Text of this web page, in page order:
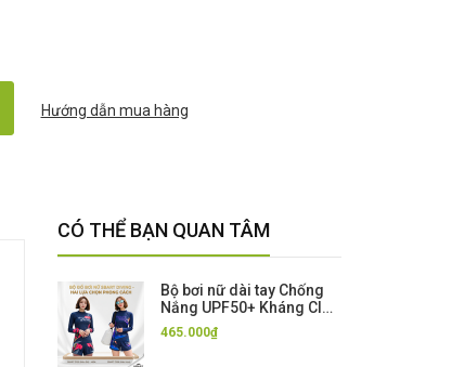
Hướng dẫn mua hàng
CÓ THỂ BẠN QUAN TÂM
Bộ bơi nữ dài tay Chống
Nắng UPF50+ Kháng Clo
co giãn cao cấp dáng rời
SBART
465.000₫